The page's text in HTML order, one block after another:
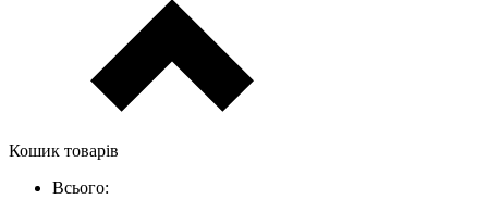
Кошик товарів
Всього: